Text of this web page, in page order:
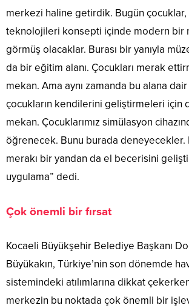
merkezi haline getirdik. Bugün çocuklar,
teknolojileri konsepti içinde modern bir
görmüş olacaklar. Burası bir yanıyla
da bir eğitim alanı. Çocukları merak
mekan. Ama aynı zamanda bu alana
çocukların kendilerini geliştirmeleri için
mekan. Çocuklarımız simülasyon
öğrenecek. Bunu burada deneyecekler.
merakı bir yandan da el becerisini
uygulama” dedi.
Çok önemli bir fırsat
Kocaeli Büyükşehir Belediye Başkanı
Büyükakın, Türkiye’nin son dönemde
sistemindeki atılımlarına dikkat
merkezin bu noktada çok önemli bir